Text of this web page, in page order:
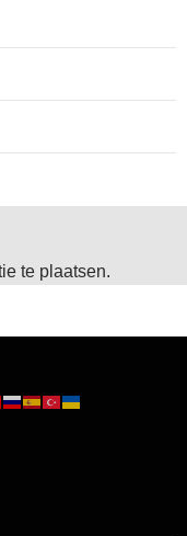
te plaatsen.